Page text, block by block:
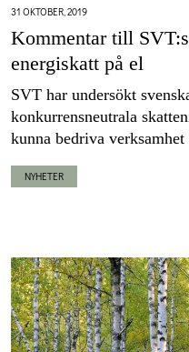
31 OKTOBER, 2019
Kommentar till
energiskatt på el
SVT har undersökt
konkurrensneutrala
kunna bedriva
NYHETER